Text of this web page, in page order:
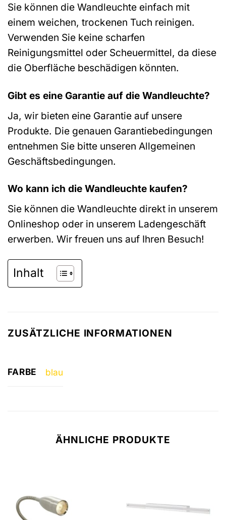
Sie können die Wandleuchte einfach mit
einem weichen, trockenen Tuch reinigen.
Verwenden Sie keine scharfen
Reinigungsmittel oder Scheuermittel, da diese
die Oberfläche beschädigen könnten.
Gibt es eine Garantie auf die Wandleuchte?
Ja, wir bieten eine Garantie auf unsere
Produkte. Die genauen Garantiebedingungen
entnehmen Sie bitte unseren Allgemeinen
Geschäftsbedingungen.
Wo kann ich die Wandleuchte kaufen?
Sie können die Wandleuchte direkt in unserem
Onlineshop oder in unserem Ladengeschäft
erwerben. Wir freuen uns auf Ihren Besuch!
Inhalt
ZUSÄTZLICHE INFORMATIONEN
FARBE blau
ÄHNLICHE PRODUKTE